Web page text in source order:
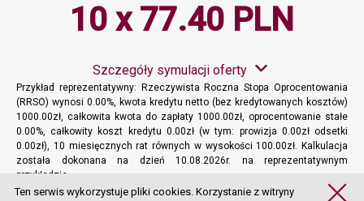
10 x 77.40 PLN
Szczegóły symulacji oferty
Przykład reprezentatywny: Rzeczywista Roczna Stopa Oprocentowania
(RRSO) wynosi 0.00%, kwota kredytu netto (bez kredytowanych kosztów)
1000.00zł, całkowita kwota do zapłaty 1000.00zł, oprocentowanie stałe
0.00%, całkowity koszt kredytu 0.00zł (w tym: prowizja 0.00zł odsetki
0.00zł), 10 miesięcznych rat równych w wysokości 100.00zł. Kalkulacja
została dokonana na dzień 10.08.2026r. na reprezentatywnym
przykładzie.
Więcej informacji
Ten serwis wykorzystuje pliki cookies. Korzystanie z witryny